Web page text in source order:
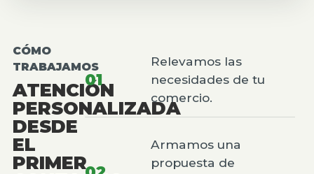
CÓMO
TRABAJAMOS
ATENCIÓN
PERSONALIZADA
DESDE
EL
PRIMER
01
Relevamos las
necesidades de tu
comercio.
Armamos una
propuesta de